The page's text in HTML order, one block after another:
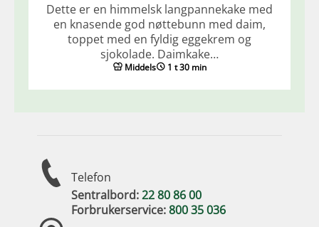
Dette er en himmelsk langpannekake med
en knasende god nøttebunn med daim,
toppet med en fyldig eggekrem og
sjokolade. Daimkake…
Middels 1 t 30 min
Telefon
Sentralbord:22 80 86 00
Forbrukerservice:800 35 036